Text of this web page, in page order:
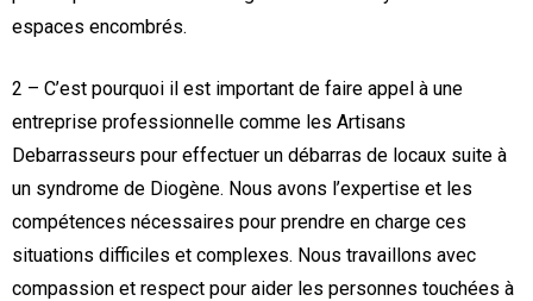
espaces encombrés.
2 – C’est pourquoi il est important de faire appel à une
entreprise professionnelle comme les Artisans
Debarrasseurs pour effectuer un débarras de locaux suite à
un syndrome de Diogène. Nous avons l’expertise et les
compétences nécessaires pour prendre en charge ces
situations difficiles et complexes. Nous travaillons avec
compassion et respect pour aider les personnes touchées à